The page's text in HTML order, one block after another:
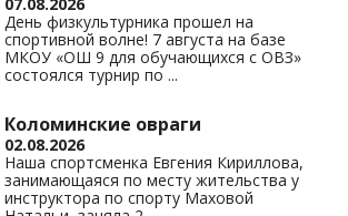
07.08.2026
День физкультурника прошел на
спортивной волне! 7 августа на базе
МКОУ «ОШ 9 для обучающихся с ОВЗ»
состоялся турнир по ...
Коломинские овраги
02.08.2026
Наша спортсменка Евгения Кириллова,
занимающаяся по месту жительства у
инструктора по спорту Маховой